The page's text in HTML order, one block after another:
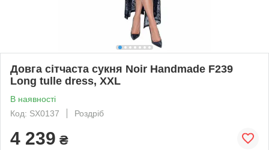
Довга сітчаста сукня Noir Handmade F239
Long tulle dress, XXL
В наявності
Код: SX0137
Роздріб
4 239 ₴